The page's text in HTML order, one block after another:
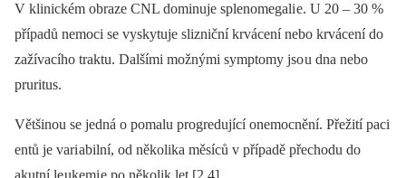
V klinickém obraze CNL dominuje splenomegali e. U 20 –⁠ 30 %
případů nemoci se vyskytuje slizniční krvácení nebo krvácení do
zažívacího traktu. Dalšími možnými symptomy jso u dna nebo
pruritus.
Většinou se jedná o pomalu progredující onemocnění. Přežití paci
entů je vari abilní, od několika měsíců v případě přechodu do